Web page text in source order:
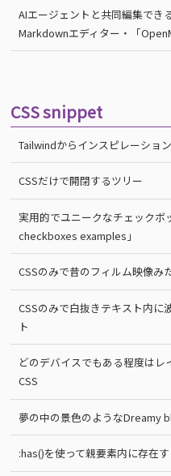
AIエージェントと共同編集でき
Markdownエディター・「
CSS snippet
Tailwindからインスピレーショ
CSSだけで開閉するツリー
実用的でユニークなチェックボ
checkboxes examples」
CSSのみで昔のフィルム映像み
CSSのみで白抜きテキスト内に
ト
どのデバイスでもある程度は
CSS
夢の中の景色のようなDreamy
:has()を使って親要素内に存在